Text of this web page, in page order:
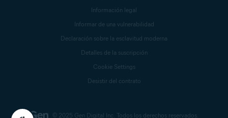
© 2025 Gen Digital Inc. Todos los derechos reservados.
Información legal
Informar de una vulnerabilidad
Declaración sobre la esclavitud moderna
Detalles de la suscripción
Cookie Settings
Desistir del contrato